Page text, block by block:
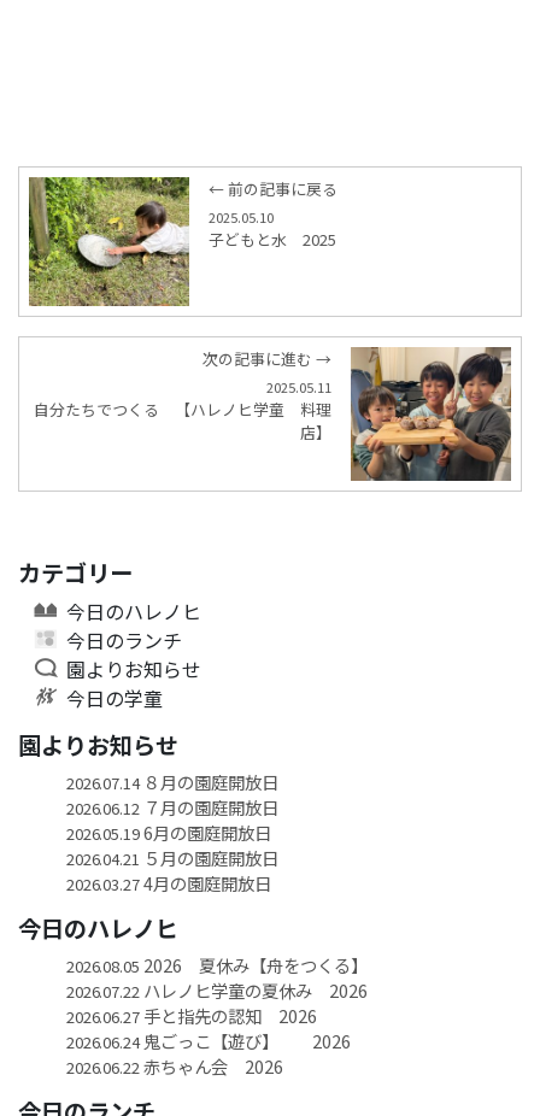
← 前の記事に戻る
2025.05.10
子どもと水 2025
次の記事に進む →
2025.05.11
自分たちでつくる 【ハレノヒ学童 料理
店】
カテゴリー
今日のハレノヒ
今日のランチ
園よりお知らせ
今日の学童
園よりお知らせ
2026.07.14８月の園庭開放日
2026.06.12 ７月の園庭開放日
2026.05.196月の園庭開放日
2026.04.21 ５月の園庭開放日
2026.03.274月の園庭開放日
今日のハレノヒ
2026.08.05 2026 夏休み【舟をつくる】
2026.07.22 ハレノヒ学童の夏休み 2026
2026.06.27手と指先の認知 2026
2026.06.24鬼ごっこ【遊び】 2026
2026.06.22赤ちゃん会 2026